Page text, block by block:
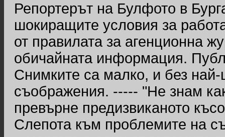
Репортерът на Булфото в
шокиращите условия за
от правилата за агенционна
обичайната информация.
Снимките са малко, и без
съображения. ----- "Не знам
превърне предизвиканото
Слепота към проблемите на